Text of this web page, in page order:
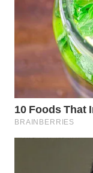
WN
INDRAMAYU
KUNINGAN
WN
MAJALENGKA